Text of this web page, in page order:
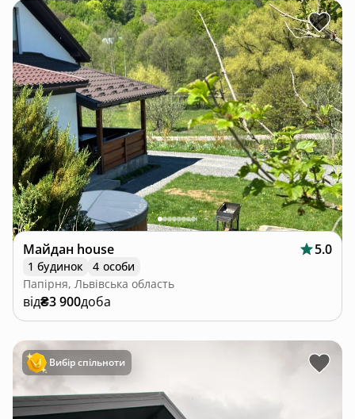
Майдан house 5.0
1 будинок
4 особи
Папірня, Львівська область
від₴3 900доба
Вибір спільноти